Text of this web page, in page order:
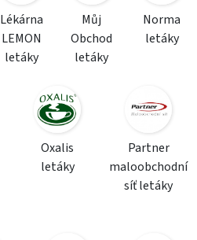
Lékárna
LEMON
letáky
Můj
Obchod
letáky
Norma
letáky
Oxalis
letáky
Partner
maloobchodní
síť letáky